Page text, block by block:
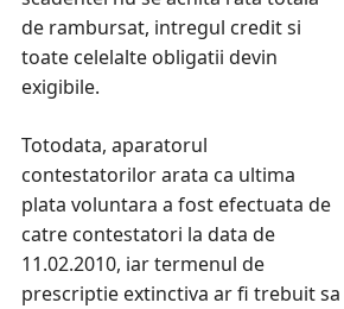
de rambursat, intregul credit si
toate celelalte obligatii devin
exigibile.
Totodata, aparatorul
contestatorilor arata ca ultima
plata voluntara a fost efectuata de
catre contestatori la data de
11.02.2010, iar termenul de
prescriptie extinctiva ar fi trebuit sa